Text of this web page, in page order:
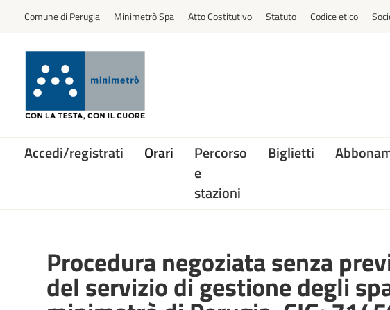
Comune di Perugia Minimetrò Spa Atto Costitutivo Statuto Codice etico
Accedi/registrati Orari
Percorso
e
stazioni
Biglietti
Procedura negoziata senza
del servizio di gestione degli